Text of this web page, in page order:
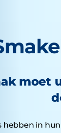
moet
hebben in